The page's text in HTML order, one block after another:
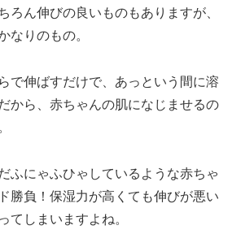
ろん伸びの良いものもありますが、
なりのもの。
で伸ばすだけで、あっという間に溶
から、赤ちゃんの肌になじませるの
ふにゃふひゃしているような赤ちゃ
勝負！保湿力が高くても伸びが悪い
てしまいますよね。